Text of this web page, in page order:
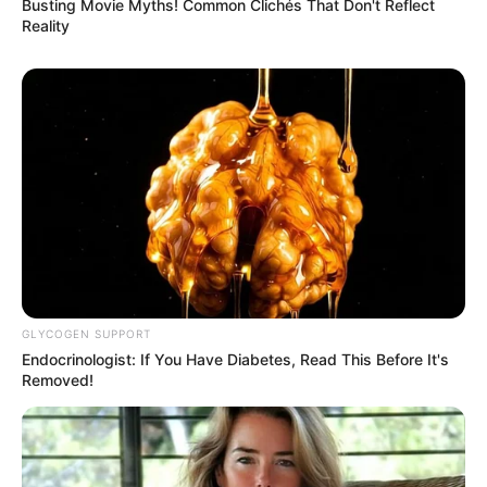
Email address:
Όλα τα κείμενα και οι εικόνες είναι πνευματική ιδιοκτησία του
ΝΙΚΟΛΑΟΣ ΑΝΑΞΙΜΑΝΔΡΟΣ. Aπαγορεύεται η αναπαραγωγή, η
Busting Movie Myths! Common Clichés That Don't Reflect
Reality
GLYCOGEN SUPPORT
Endocrinologist: If You Have Diabetes, Read This Before It's
Removed!